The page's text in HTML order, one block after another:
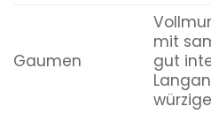
Gaumen
mit
gut